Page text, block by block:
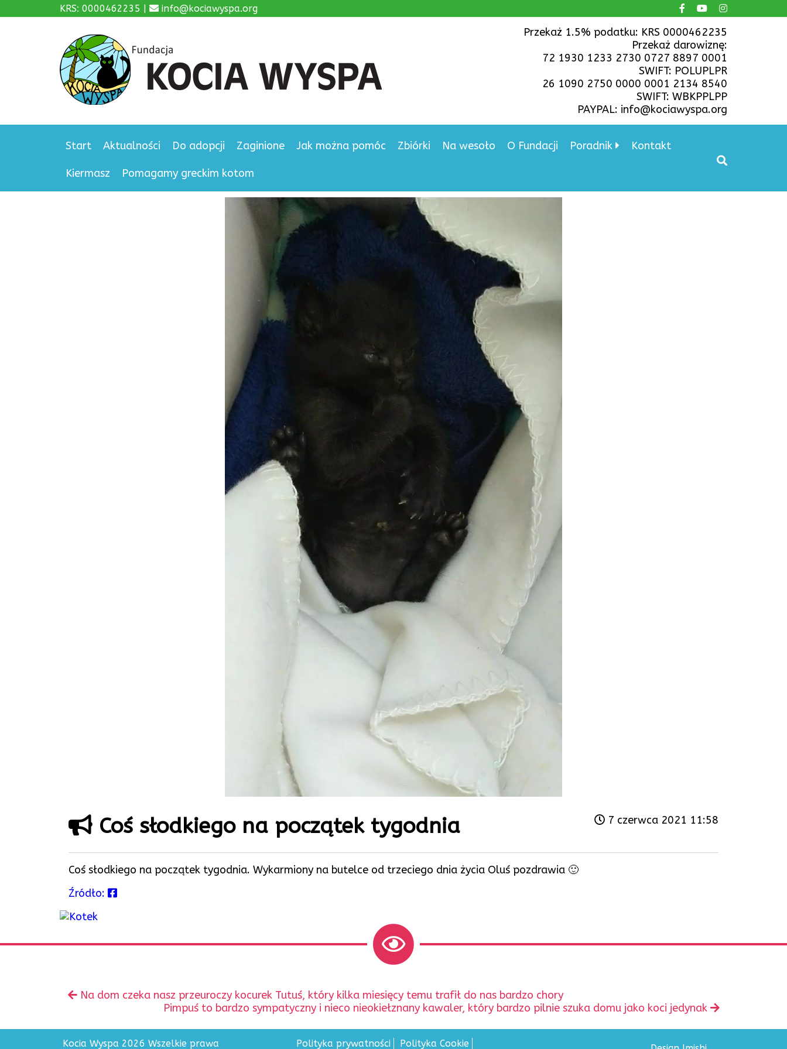
KRS: 0000462235 | info@kociawyspa.org
Przekaż 1.5% podatku: KRS 0000462235
Przekaż darowiznę:
72 1930 1233 2730 0727 8897 0001
SWIFT: POLUPLPR
26 1090 2750 0000 0001 2134 8540
SWIFT: WBKPPLPP
PAYPAL: info@kociawyspa.org
Start Aktualności Do adopcji Zaginione Jak można pomóc Zbiórki Na wesoło O Fundacji Poradnik Kontakt
Kiermasz Pomagamy greckim kotom
7 czerwca 2021 11:58
Coś słodkiego na początek tygodnia
Coś słodkiego na początek tygodnia. Wykarmiony na butelce od trzeciego dnia życia Oluś pozdrawia 🙂
Źródło:
Zobacz
inne
Poprzedni
Na dom czeka nasz przeuroczy kocurek Tutuś, który kilka miesięcy temu trafił do nas bardzo chory
Następny
Pimpuś to bardzo sympatyczny i nieco nieokiełznany kawaler, który bardzo pilnie szuka domu jako koci jedynak
Kocia Wyspa 2026 Wszelkie prawa Polityka prywatności Polityka Cookie